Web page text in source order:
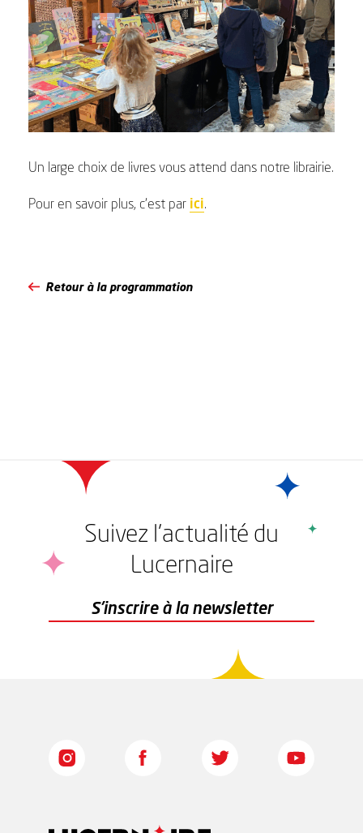
Un large choix de livres vous attend dans notre librairie.
Pour en savoir plus, c’est par ici.
Retour à la programmation
Suivez l'actualité du
Lucernaire
S'inscrire à la newsletter